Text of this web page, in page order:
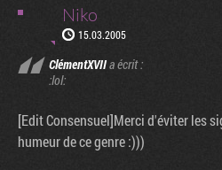
Niko
15.03.2005
ClémentXVIIa écrit :
:lol:
[Edit Consensuel]Merci d'éviter les
humeur de ce genre :)))